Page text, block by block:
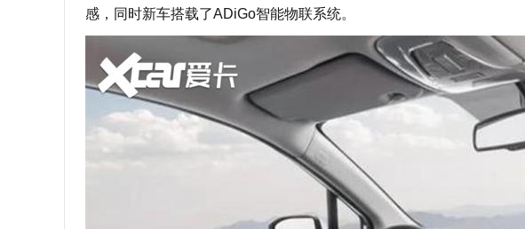
感，同时新车搭载了ADiGo智能物联系统。